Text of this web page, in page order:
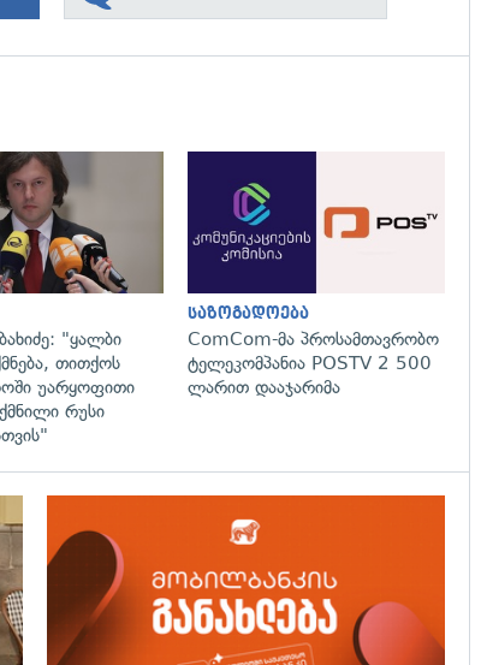
"ყალბი
თითქოს
უარყოფითი
რუსი
საზოგადოება
ComCom-მა პროსამთავრობო
ტელეკომპანია POSTV 2 500
ლარით დააჯარიმა